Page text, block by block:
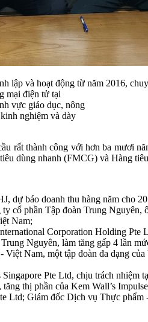
lập và hoạt động từ năm 2016,
mại điện tử tại
vực giáo dục, nông
nghiệm và dày
rất thành công với hơn ba mươi
dùng nhanh (FMCG) và Hàng
dự báo doanh thu hàng năm cho
cổ phần Tập đoàn Trung
Nam;
Corporation Holding
Nguyên, làm tăng gấp 4 lần
Nam, một tập đoàn đa dạng
Pte Ltd, chịu trách
thị phần của Kem Wall’s
Ltd; Giám đốc Dịch vụ Thực